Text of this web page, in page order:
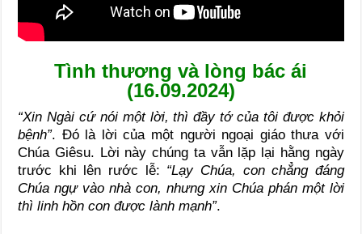
Tình thương và lòng bác ái
(16.09.2024)
“Xin Ngài cứ nói một lời, thì đầy tớ của tôi được khỏi
bệnh”. Đó là lời của một người ngoại giáo thưa với
Chúa Giêsu. Lời này chúng ta vẫn lặp lại hằng ngày
trước khi lên rước lễ: “Lạy Chúa, con chẳng đáng
Chúa ngự vào nhà con, nhưng xin Chúa phán một lời
thì linh hồn con được lành mạnh”.